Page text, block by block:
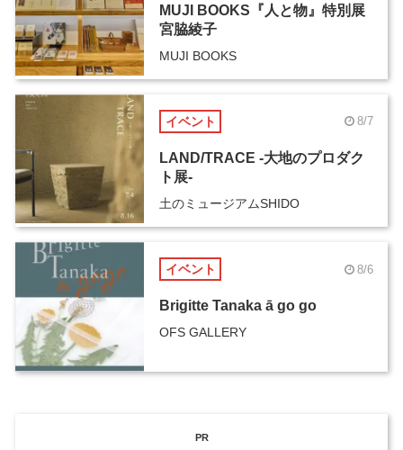
MUJI BOOKS『人と物』特別展
宮脇綾子
MUJI BOOKS
イベント 8/7
LAND/TRACE -大地のプロダク
ト展-
土のミュージアムSHIDO
イベント 8/6
Brigitte Tanaka ā go go
OFS GALLERY
PR